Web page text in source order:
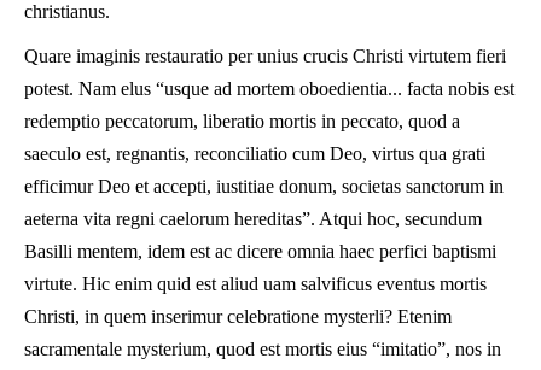
christianus.
Quare imaginis restauratio per unius crucis Christi virtutem fieri
potest. Nam elus “usque ad mortem oboedientia... facta nobis est
redemptio peccatorum, liberatio mortis in peccato, quod a
saeculo est, regnantis, reconciliatio cum Deo, virtus qua grati
efficimur Deo et accepti, iustitiae donum, societas sanctorum in
aeterna vita regni caelorum hereditas”. Atqui hoc, secundum
Basilli mentem, idem est ac dicere omnia haec perfici baptismi
virtute. Hic enim quid est aliud uam salvificus eventus mortis
Christi, in quem inserimur celebratione mysterli? Etenim
sacramentale mysterium, quod est mortis eius “imitatio”, nos in